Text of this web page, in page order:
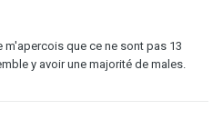
que ce ne sont pas 13
y avoir une majorité de males.